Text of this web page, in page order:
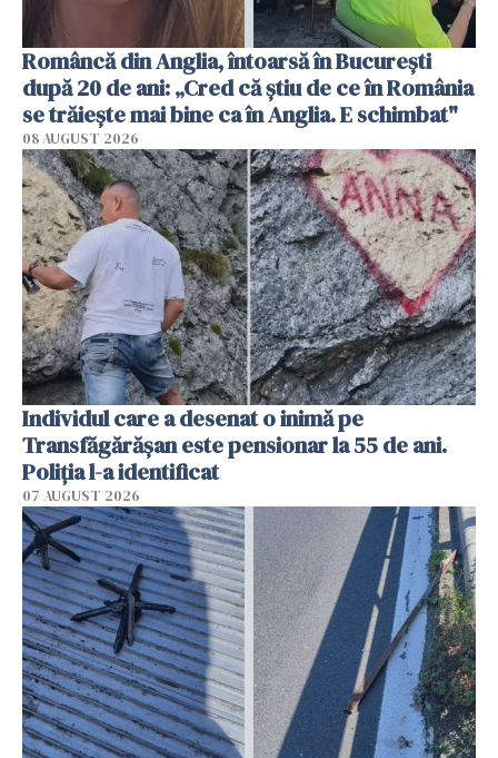
Româncă din Anglia, întoarsă în București
după 20 de ani: „Cred că știu de ce în România
se trăiește mai bine ca în Anglia. E schimbat"
08 AUGUST 2026
Individul care a desenat o inimă pe
Transfăgărășan este pensionar la 55 de ani.
Poliția l-a identificat
07 AUGUST 2026